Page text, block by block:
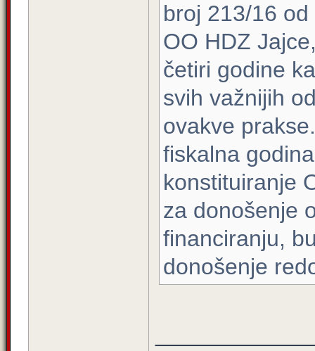
broj 213/16
OO HDZ
četiri godine
svih važnijih
ovakve
fiskalna
konstituiranje
za donošenje
financiranju,
donošenje